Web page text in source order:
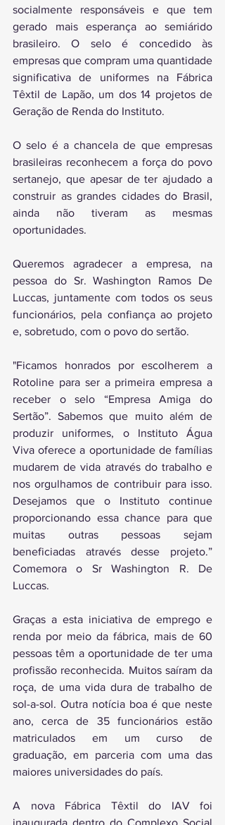
socialmente responsáveis e que tem
gerado mais esperança ao semiárido
brasileiro. O selo é concedido às
empresas que compram uma quantidade
significativa de uniformes na Fábrica
Têxtil de Lapão, um dos 14 projetos de
Geração de Renda do Instituto.
O selo é a chancela de que empresas
brasileiras reconhecem a força do povo
sertanejo, que apesar de ter ajudado a
construir as grandes cidades do Brasil,
ainda não tiveram as mesmas
oportunidades.
Queremos agradecer a empresa, na
pessoa do Sr. Washington Ramos De
Luccas, juntamente com todos os seus
funcionários, pela confiança ao projeto
e, sobretudo, com o povo do sertão.
"Ficamos honrados por escolherem a
Rotoline para ser a primeira empresa a
receber o selo “Empresa Amiga do
Sertão”. Sabemos que muito além de
produzir uniformes, o Instituto Água
Viva oferece a oportunidade de famílias
mudarem de vida através do trabalho e
nos orgulhamos de contribuir para isso.
Desejamos que o Instituto continue
proporcionando essa chance para que
muitas outras pessoas sejam
beneficiadas através desse projeto.”
Comemora o Sr Washington R. De
Luccas.
Graças a esta iniciativa de emprego e
renda por meio da fábrica, mais de 60
pessoas têm a oportunidade de ter uma
profissão reconhecida. Muitos saíram da
roça, de uma vida dura de trabalho de
sol-a-sol. Outra notícia boa é que neste
ano, cerca de 35 funcionários estão
matriculados em um curso de
graduação, em parceria com uma das
maiores universidades do país.
A nova Fábrica Têxtil do IAV foi